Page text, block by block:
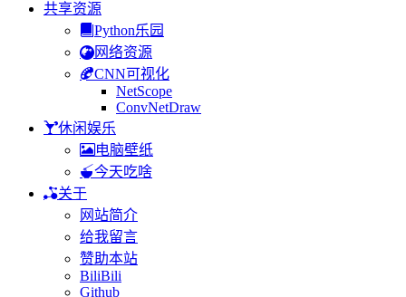
共享资源
Python乐园
网络资源
CNN可视化
NetScope
ConvNetDraw
休闲娱乐
电脑壁纸
今天吃啥
关于
网站简介
给我留言
赞助本站
BiliBili
Github